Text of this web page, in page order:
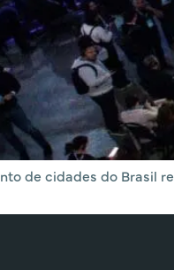
de cidades do Brasil